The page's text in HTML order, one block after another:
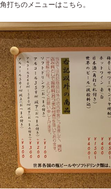
角打ちのメニューはこちら。